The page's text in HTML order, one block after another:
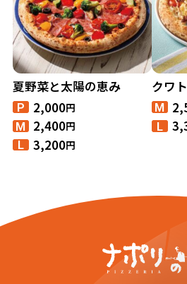
夏野菜と太陽の恵み
P 2,000円
M 2,400円
L
3,200円
クワ
M
L